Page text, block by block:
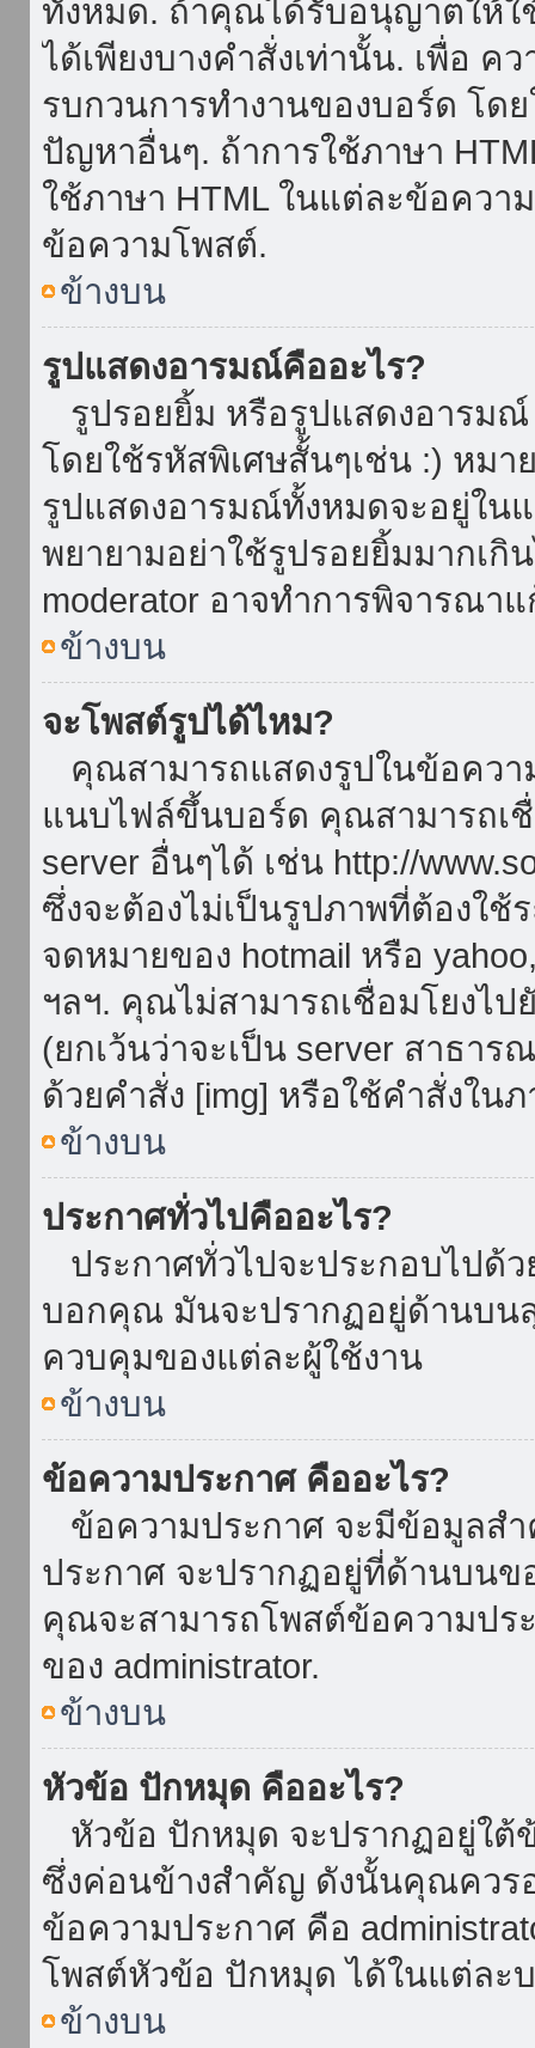
ทั้งหมด. ถ้าคุณได้รับอนุญาตให้ใ
ได้เพียงบางคำสั่งเท่านั้น. เพื่อ
รบกวนการทำงานของบอร์ด โด
ปัญหาอื่นๆ. ถ้าการใช้ภาษา
ใช้ภาษา HTML ในแต่ละข้อคว
ข้อความโพสต์.
ข้างบน
รูปแสดงอารมณ์คืออะไร?
รูปรอยยิ้ม หรือรูปแสดงอารมณ์
โดยใช้รหัสพิเศษสั้นๆเช่น :) หมา
รูปแสดงอารมณ์ทั้งหมดจะอยู่ใ
พยายามอย่าใช้รูปรอยยิ้มมากเกิ
moderator อาจทำการพิจารณา
ข้างบน
จะโพสต์รูปได้ไหม?
คุณสามารถแสดงรูปในข้อคว
แนบไฟล์ขึ้นบอร์ด คุณสามารถเชื่
server อื่นๆได้ เช่น http://
ซึ่งจะต้องไม่เป็นรูปภาพที่ต้องใ
จดหมายของ hotmail หรือ
ฯลฯ. คุณไม่สามารถเชื่อมโยงไ
(ยกเว้นว่าจะเป็น server สาธาร
ด้วยคำสั่ง [img] หรือใช้คำสั่งใ
ข้างบน
ประกาศทั่วไปคืออะไร?
ประกาศทั่วไปจะประกอบไปด้
บอกคุณ มันจะปรากฏอยู่ด้านบน
ควบคุมของแต่ละผู้ใช้งาน
ข้างบน
ข้อความประกาศ คืออะไร?
ข้อความประกาศ จะมีข้อมูลส
ประกาศ จะปรากฏอยู่ที่ด้านบนข
คุณจะสามารถโพสต์ข้อความป
ของ administrator.
ข้างบน
หัวข้อ ปักหมุด คืออะไร?
หัวข้อ ปักหมุด จะปรากฏอยู่ใต้
ซึ่งค่อนข้างสำคัญ ดังนั้นคุณควร
ข้อความประกาศ คือ
โพสต์หัวข้อ ปักหมุด ได้ในแต่ละ
ข้างบน